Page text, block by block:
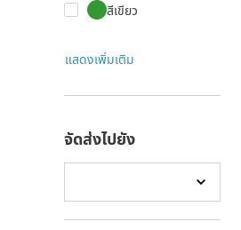
สีเขียว
แสดงเพิ่มเติม
จัดส่งไปยัง